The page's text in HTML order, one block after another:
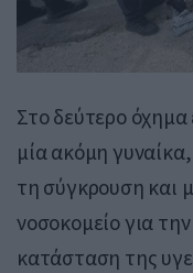
Στο δεύτερο όχημα
μία ακόμη
τη σύγκρουση και
νοσοκομείο για
κατάσταση της